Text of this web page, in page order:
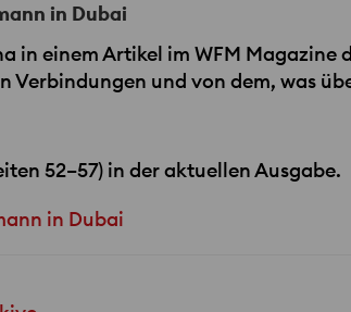
in Dubai
in einem Artikel im WFM Magazine
Verbindungen und von dem, was
52–57) in der aktuellen Ausgabe.
in Dubai